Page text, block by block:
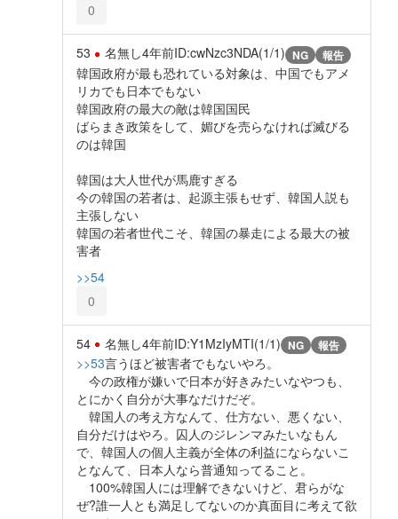
0
53 名無し4年前ID:cwNzc3NDA(1/1) NG 報告
韓国政府が最も恐れている対象は、中国でもアメ
リカでも日本でもない
韓国政府の最大の敵は韓国国民
ばらまき政策をして、媚びを売らなければ滅びる
のは韓国
韓国は大人世代が馬鹿すぎる
今の韓国の若者は、起源主張もせず、韓国人説も
主張しない
韓国の若者世代こそ、韓国の暴走による最大の被
害者
>>54
0
54 名無し4年前ID:Y1MzIyMTI(1/1) NG 報告
>>53言うほど被害者でもないやろ。
今の政権が嫌いで日本が好きみたいなやつも、
とにかく自分が大事なだけだぞ。
韓国人の考え方なんて、仕方ない、悪くない、
自分だけはやろ。囚人のジレンマみたいなもん
で、韓国人の個人主義が全体の利益にならないこ
となんて、日本人なら普通知ってること。
100%韓国人には理解できないけど、君らがな
ぜ?誰一人とも満足してないのか真面目に考えて欲